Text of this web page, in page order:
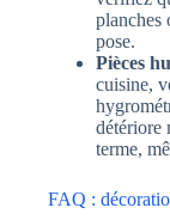
planches
pose.
Pièces
cuisine,
détériore
terme,
FAQ :